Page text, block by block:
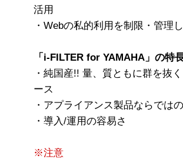
活用
・Webの私的利用を制限・管理
「i-FILTER for YAMAHA」の特
・純国産!! 量、質ともに群を抜
ース
・アプライアンス製品ならでは
・導入/運用の容易さ
※注意